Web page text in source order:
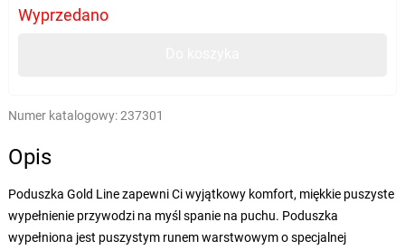
Wyprzedano
Numer katalogowy:237301
Opis
Poduszka Gold Line zapewni Ci wyjątkowy komfort, miękkie puszyste
wypełnienie przywodzi na myśl spanie na puchu. Poduszka
wypełniona jest puszystym runem warstwowym o specjalnej